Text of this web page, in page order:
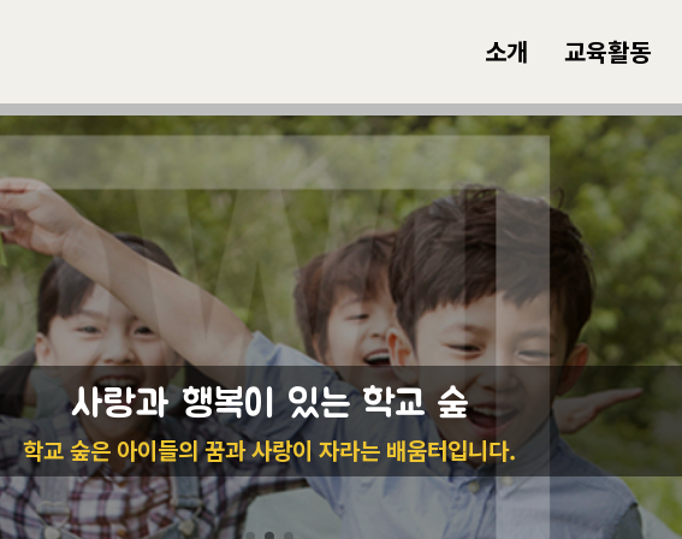
소개 교육활동
랑, 학교 숲과 함께하는 행복한 우리 학교
본 사업은 복권기금으로 지원되는 사업입니다.